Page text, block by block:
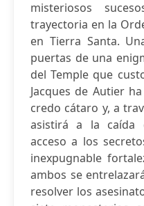
misteriosos
trayectoria en la
en Tierra Santa.
puertas de una
del Temple que
Jacques de Autier
credo cátaro y, a
asistirá a la caída
acceso a los
inexpugnable
ambos se
resolver los